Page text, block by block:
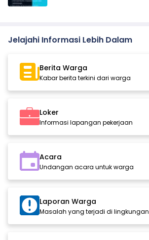
Jelajahi Informasi Lebih Dalam
Berita Warga
Kabar berita terkini dari warga
Loker
Informasi lapangan pekerjaan
Acara
Undangan acara untuk warga
Laporan Warga
Masalah yang terjadi di lingkungan